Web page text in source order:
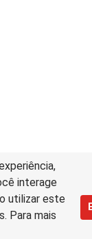
interage
utilizar este
Para mais